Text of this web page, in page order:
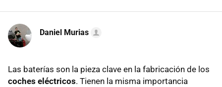
Daniel Murias
Las baterías son la pieza clave en la fabricación de los
coches eléctricos. Tienen la misma importancia